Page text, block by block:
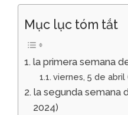
Mục lục tóm tắt
la primera semana
viernes, 5 de abril
la segunda semana
2024)